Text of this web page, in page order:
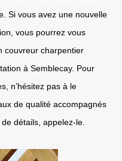
Si vous avez une nouvelle
vous pourrez vous
couvreur charpentier
à Semblecay. Pour
n’hésitez pas à le
de qualité accompagnés
détails, appelez-le.